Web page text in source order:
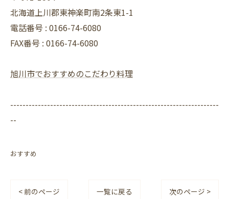
北海道上川郡東神楽町南2条東1-1
電話番号 : 0166-74-6080
FAX番号 : 0166-74-6080
旭川市でおすすめのこだわり料理
--------------------------------------------------------------------
--
おすすめ
< 前のページ 一覧に戻る 次のページ >